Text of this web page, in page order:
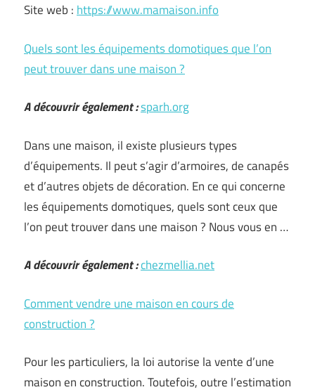
Site web : https://www.mamaison.info
Quels sont les équipements domotiques que l’on
peut trouver dans une maison ?
A découvrir également :sparh.org
Dans une maison, il existe plusieurs types
d’équipements. Il peut s’agir d’armoires, de canapés
et d’autres objets de décoration. En ce qui concerne
les équipements domotiques, quels sont ceux que
l’on peut trouver dans une maison ? Nous vous en …
A découvrir également :chezmellia.net
Comment vendre une maison en cours de
construction ?
Pour les particuliers, la loi autorise la vente d’une
maison en construction. Toutefois, outre l’estimation